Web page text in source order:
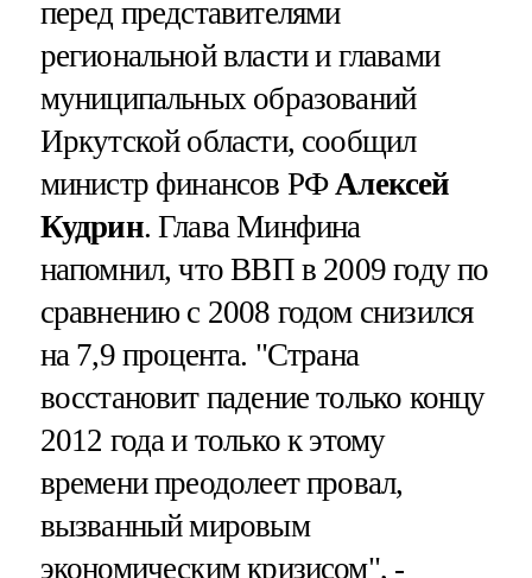
перед представителями
региональной власти и главами
муниципальных образований
Иркутской области, сообщил
министр финансов РФ Алексей
Кудрин. Глава Минфина
напомнил, что ВВП в 2009 году по
сравнению с 2008 годом снизился
на 7,9 процента. "Страна
восстановит падение только концу
2012 года и только к этому
времени преодолеет провал,
вызванный мировым
экономическим кризисом", -